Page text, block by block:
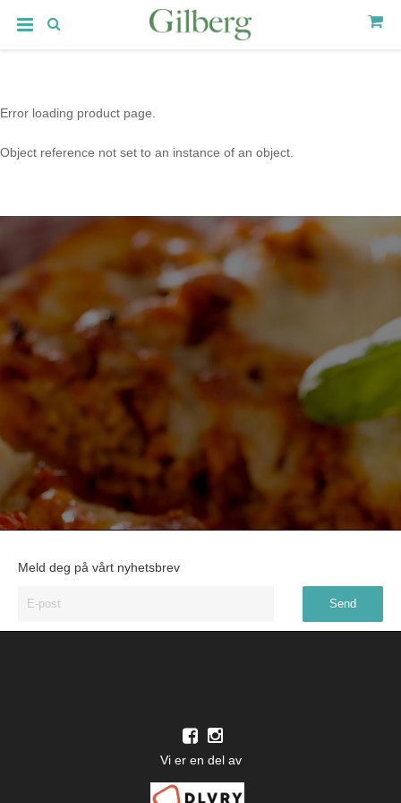
Error loading product page.
Object reference not set to an instance of an object.
Meld deg på vårt nyhetsbrev
Vi er en del av